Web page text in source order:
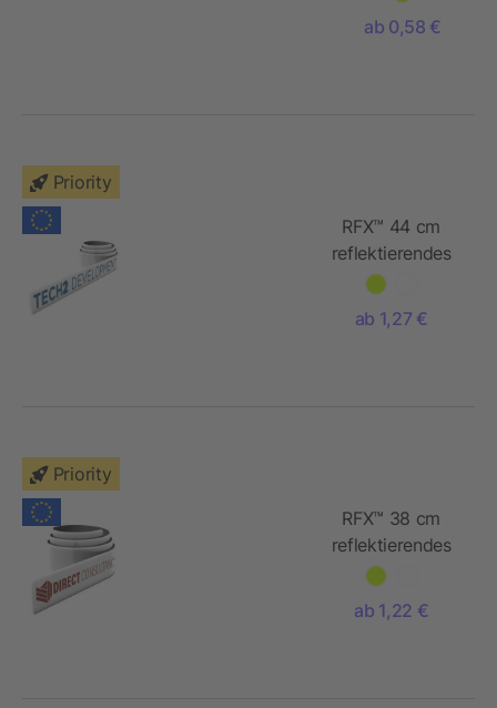
ab 0,58 €
Priority
RFX™ 44 cm
reflektierendes
TPU
ab 1,27 €
Priority
RFX™ 38 cm
reflektierendes
TPU
ab 1,22 €